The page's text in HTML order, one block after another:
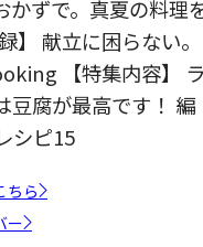
ずで。真夏の料理
献立に困らない。
【特集内容】
豆腐が最高です！ 編
シピ15
ちら
ー